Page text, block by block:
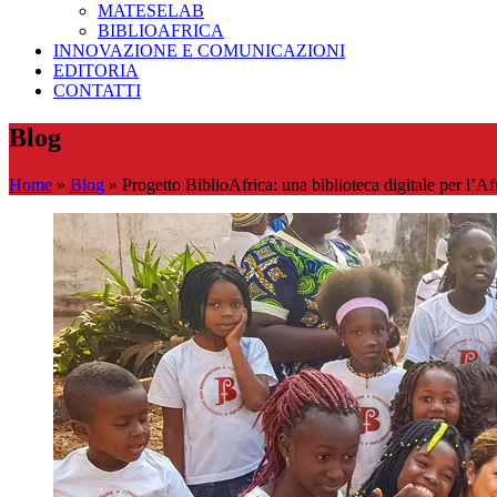
MATESELAB
BIBLIOAFRICA
INNOVAZIONE E COMUNICAZIONI
EDITORIA
CONTATTI
Blog
Home » Blog » Progetto BiblioAfrica: una biblioteca digitale per